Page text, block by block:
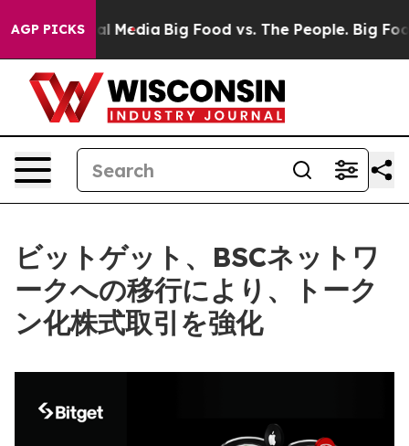
AGP PICKS
Social Media Big Food vs. The People. Big Food’s
ビットゲット、BSCネットワ
ークへの移行により、トーク
ン化株式取引を強化